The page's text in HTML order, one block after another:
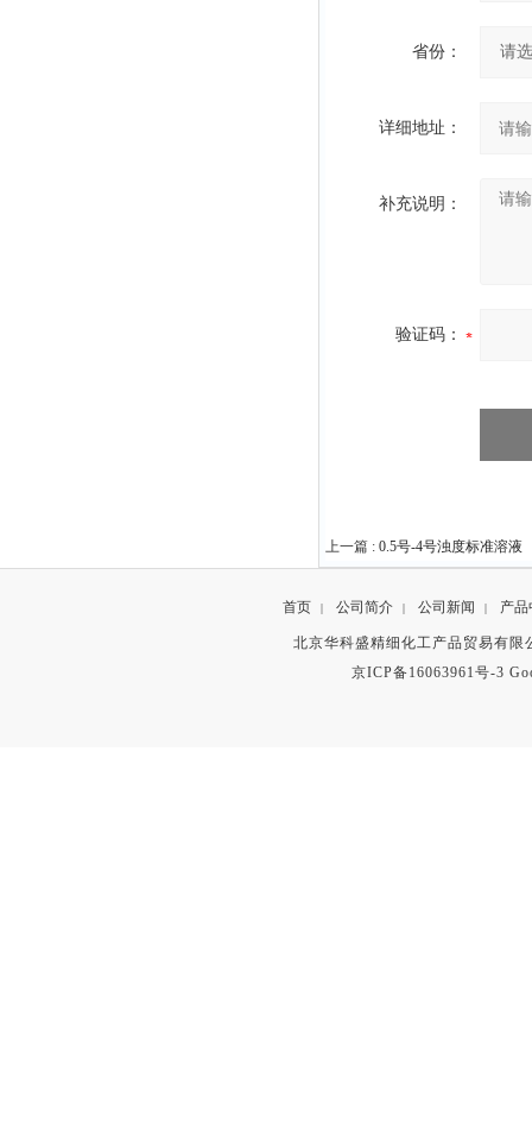
省份：
详细地址：
补充说明：
验证码：
上一篇 : 0.5号-4号浊度标准溶液
首页 | 公司简介 | 公司新闻 | 产品
北京华科盛精细化工产品贸易有
京ICP备16063961号-3